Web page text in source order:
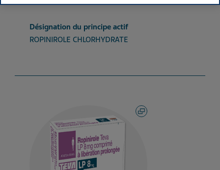
Désignation du principe actif
ROPINIROLE CHLORHYDRATE